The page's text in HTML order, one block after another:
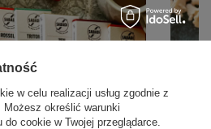
w celu realizacji usług zgodnie z
Możesz określić warunki
do cookie w Twojej przeglądarce.